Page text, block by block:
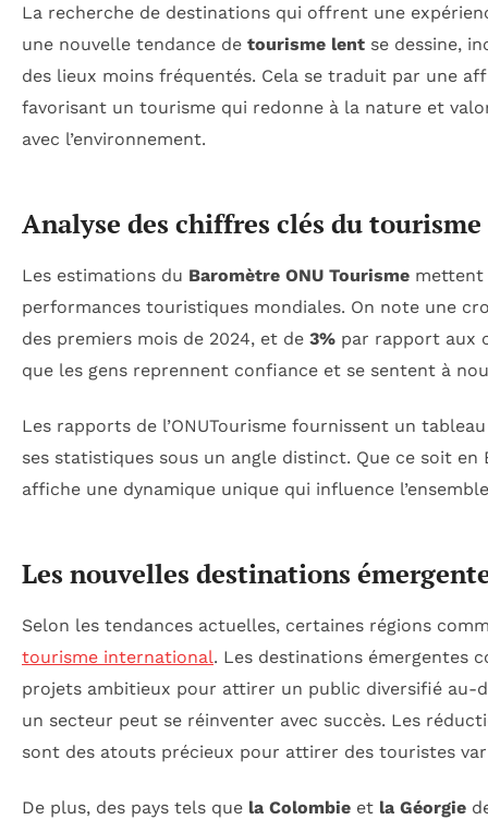
La recherche de destinations qui offrent une
une nouvelle tendance de tourisme lent se dessine,
des lieux moins fréquentés. Cela se traduit par une
favorisant un tourisme qui redonne à la nature et
avec l’environnement.
Analyse des chiffres clés du tourisme
Les estimations du Baromètre ONU Tourisme mettent
performances touristiques mondiales. On note une
des premiers mois de 2024, et de 3% par rapport aux
que les gens reprennent confiance et se sentent à
Les rapports de l’ONUTourisme fournissent un
ses statistiques sous un angle distinct. Que ce soit en
affiche une dynamique unique qui influence
Les nouvelles destinations
Selon les tendances actuelles, certaines régions
tourisme international. Les destinations émergentes
projets ambitieux pour attirer un public diversifié
un secteur peut se réinventer avec succès. Les
sont des atouts précieux pour attirer des touristes
De plus, des pays tels que la Colombie et la Géorgie